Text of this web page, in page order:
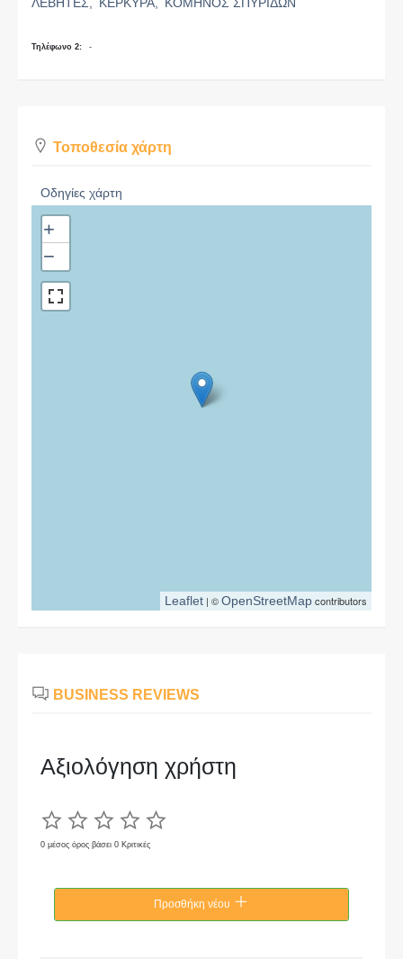
Τηλέφωνο 2: -
Τοποθεσία χάρτη
Οδηγίες χάρτη
+
−
Leaflet | ©OpenStreetMapcontributors
BUSINESS REVIEWS
Αξιολόγηση χρήστη
0 μέσος όρος βάσει 0 Κριτικές
Προσθήκη νέου